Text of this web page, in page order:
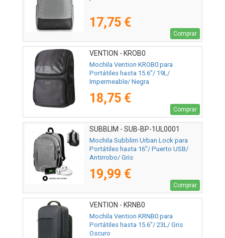
17,75 €
Comprar
VENTION - KROB0
Mochila Vention KROB0 para
Portátiles hasta 15.6"/ 19L/
Impermeable/ Negra
18,75 €
Comprar
SUBBLIM - SUB-BP-1UL0001
Mochila Subblim Urban Lock para
Portátiles hasta 16"/ Puerto USB/
Antirrobo/ Gris
19,99 €
Comprar
VENTION - KRNB0
Mochila Vention KRNB0 para
Portátiles hasta 15.6"/ 23L/ Gris
Oscuro